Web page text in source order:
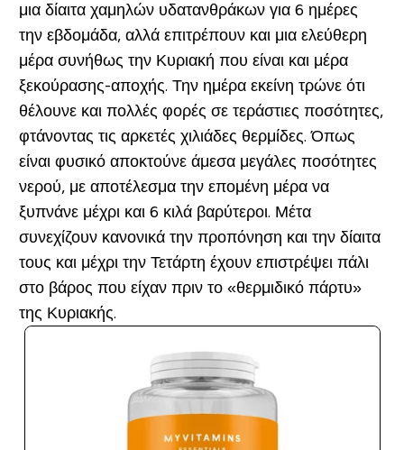
μια δίαιτα χαμηλών υδατανθράκων για 6 ημέρες
την εβδομάδα, αλλά επιτρέπουν και μια ελεύθερη
μέρα συνήθως την Κυριακή που είναι και μέρα
ξεκούρασης-αποχής. Την ημέρα εκείνη τρώνε ότι
θέλουνε και πολλές φορές σε τεράστιες ποσότητες,
φτάνοντας τις αρκετές χιλιάδες θερμίδες. Όπως
είναι φυσικό αποκτούνε άμεσα μεγάλες ποσότητες
νερού, με αποτέλεσμα την επομένη μέρα να
ξυπνάνε μέχρι και 6 κιλά βαρύτεροι. Μέτα
συνεχίζουν κανονικά την προπόνηση και την δίαιτα
τους και μέχρι την Τετάρτη έχουν επιστρέψει πάλι
στο βάρος που είχαν πριν το «θερμιδικό πάρτυ»
της Κυριακής.